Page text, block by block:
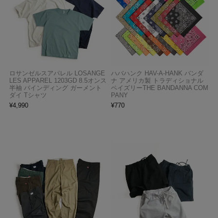
ロサンゼルスアパレル LOSANGE
LES APPAREL 1203GD 8.5オンス
半袖 バインディング ガーメント
ダイ Tシャツ
¥4,990
ハバハンク HAV-A-HANK バンダ
ナ アメリカ製 トラディショナル
ペイズリーTHE BANDANNA COM
PANY
¥770